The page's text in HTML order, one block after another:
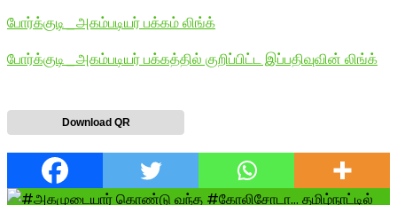
போர்க்குடி_அகம்படியர் பக்கம் லிங்க்
போர்க்குடி_அகம்படியர் பக்கத்தில் குறிப்பிட்ட இப்பதிவுவின் லிங்க்
Download QR